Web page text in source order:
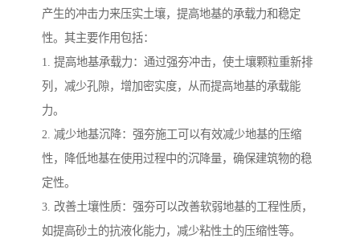
产生的冲击力来压实土壤，提高地基的承载力和稳定
性。其主要作用包括：
1. 提高地基承载力：通过强夯冲击，使土壤颗粒重新排
列，减少孔隙，增加密实度，从而提高地基的承载能
力。
2. 减少地基沉降：强夯施工可以有效减少地基的压缩
性，降低地基在使用过程中的沉降量，确保建筑物的稳
定性。
3. 改善土壤性质：强夯可以改善软弱地基的工程性质，
如提高砂土的抗液化能力，减少粘性土的压缩性等。